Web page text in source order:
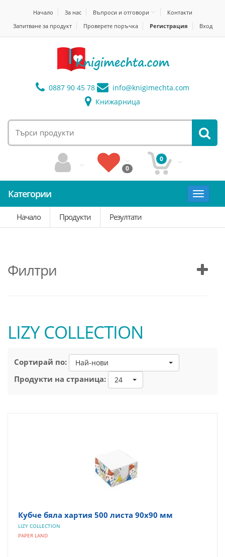
Начало За нас Въпроси и отговори
Контакти
Запитване за продукт
Проверете поръчка Регистрация Вход
0887 90 45 78 info@knigimechta.com
Книжарница
0
0
Категории
Toggle
Начало
Продукти Резултати
Филтри
LIZY COLLECTION
Сортирай по: Най-нови
Продукти на страница: 24
Кубче бяла хартия 500 листа 90х90 мм
LIZY COLLECTION
PAPER LAND